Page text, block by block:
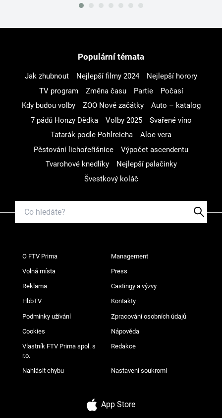
Populární témata
Jak zhubnout Nejlepší filmy 2024
Nejlepší horory
TV program
Změna času Partie
Počasí
Kdy budou volby
ZOO Nové začátky
Auto – katalog
7 pádů Honzy Dědka
Volby 2025
Svařené víno
Tatarák podle Pohlreicha
Aloe vera
Pěstování lichořeřišnice
Výpočet ascendentu
Tvarohové knedlíky
Nejlepší palačinky
Švestkový koláč
O FTV Prima Management
Volná místa Press
Reklama Castingy a výzvy
HbbTV Kontakty
Podmínky užívání Zpracování osobních údajů
Cookies Nápověda
Vlastník FTV Prima spol. s
r.o.
Redakce
Nahlásit chybu Nastavení soukromí
App Store